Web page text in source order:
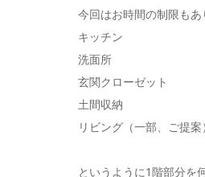
今回はお時間の制限もあ
キッチン
洗面所
玄関クローゼット
土間収納
リビング（一部、ご提案）
というように1階部分を